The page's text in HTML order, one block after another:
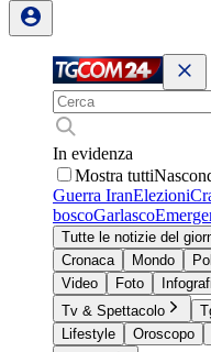
In evidenza
Mostra tutti
Guerra IranElezioni
boscoGarlasco
Tutte le notizie del
Cronaca
Mondo
Video
Foto
Tv & Spettacolo
Lifestyle
Oroscopo